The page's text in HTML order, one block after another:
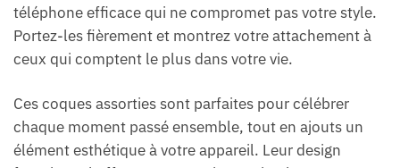
téléphone efficace qui ne compromet pas votre style.
Portez-les fièrement et montrez votre attachement à
ceux qui comptent le plus dans votre vie.
Ces coques assorties sont parfaites pour célébrer
chaque moment passé ensemble, tout en ajouts un
élément esthétique à votre appareil. Leur design